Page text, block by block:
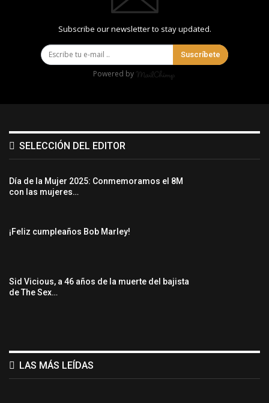
Subscribe our newsletter to stay updated.
Suscríbete
Powered by
SELECCIÓN DEL EDITOR
Día de la Mujer 2025: Conmemoramos el 8M
con las mujeres…
¡Feliz cumpleaños Bob Marley!
Sid Vicious, a 46 años de la muerte del bajista
de The Sex…
LAS MÁS LEÍDAS